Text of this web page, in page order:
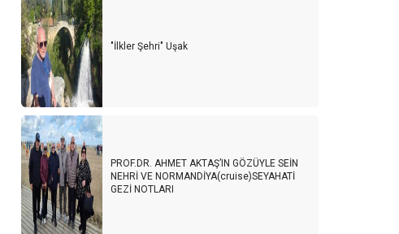
"İlkler Şehri" Uşak
PROF.DR. AHMET AKTAŞ’IN GÖZÜYLE SEİN
NEHRİ VE NORMANDİYA(cruise)SEYAHATİ
GEZİ NOTLARI